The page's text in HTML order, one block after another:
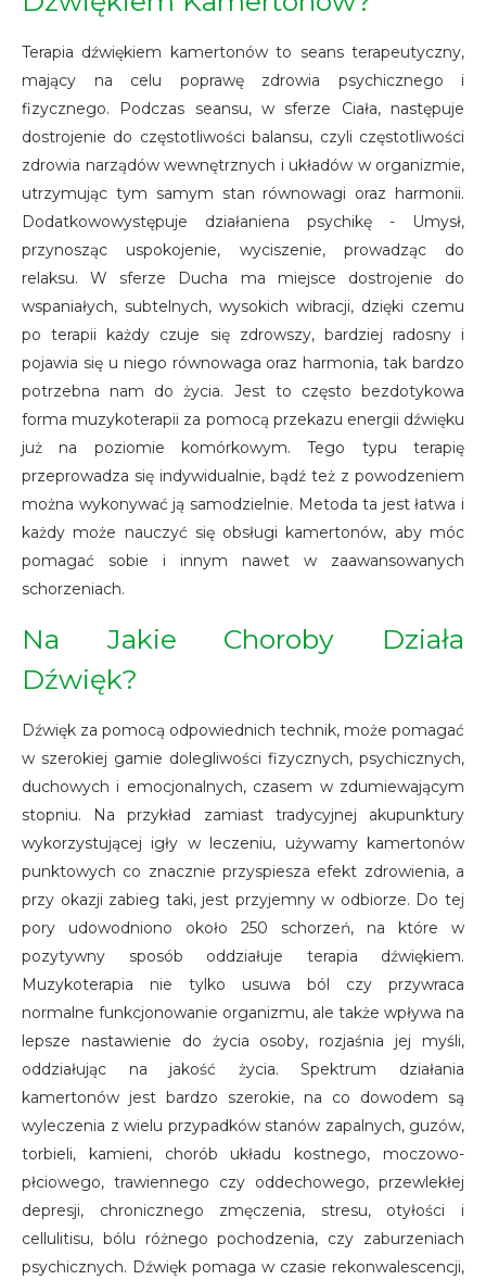
Terapia dźwiękiem kamertonów to seans terapeutyczny,
mający na celu poprawę zdrowia psychicznego i
fizycznego. Podczas seansu, w sferze Ciała, następuje
dostrojenie do częstotliwości balansu, czyli częstotliwości
zdrowia narządów wewnętrznych i układów w organizmie,
utrzymując tym samym stan równowagi oraz harmonii.
Dodatkowowystępuje działaniena psychikę - Umysł,
przynosząc uspokojenie, wyciszenie, prowadząc do
relaksu. W sferze Ducha ma miejsce dostrojenie do
wspaniałych, subtelnych, wysokich wibracji, dzięki czemu
po terapii każdy czuje się zdrowszy, bardziej radosny i
pojawia się u niego równowaga oraz harmonia, tak bardzo
potrzebna nam do życia. Jest to często bezdotykowa
forma muzykoterapii za pomocą przekazu energii dźwięku
już na poziomie komórkowym. Tego typu terapię
przeprowadza się indywidualnie, bądź też z powodzeniem
można wykonywać ją samodzielnie. Metoda ta jest łatwa i
każdy może nauczyć się obsługi kamertonów, aby móc
pomagać sobie i innym nawet w zaawansowanych
schorzeniach.
Na Jakie Choroby Działa
Dźwięk?
Dźwięk za pomocą odpowiednich technik, może pomagać
w szerokiej gamie dolegliwości fizycznych, psychicznych,
duchowych i emocjonalnych, czasem w zdumiewającym
stopniu. Na przykład zamiast tradycyjnej akupunktury
wykorzystującej igły w leczeniu, używamy kamertonów
punktowych co znacznie przyspiesza efekt zdrowienia, a
przy okazji zabieg taki, jest przyjemny w odbiorze. Do tej
pory udowodniono około 250 schorzeń, na które w
pozytywny sposób oddziałuje terapia dźwiękiem.
Muzykoterapia nie tylko usuwa ból czy przywraca
normalne funkcjonowanie organizmu, ale także wpływa na
lepsze nastawienie do życia osoby, rozjaśnia jej myśli,
oddziałując na jakość życia. Spektrum działania
kamertonów jest bardzo szerokie, na co dowodem są
wyleczenia z wielu przypadków stanów zapalnych, guzów,
torbieli, kamieni, chorób układu kostnego, moczowo-
płciowego, trawiennego czy oddechowego, przewlekłej
depresji, chronicznego zmęczenia, stresu, otyłości i
cellulitisu, bólu różnego pochodzenia, czy zaburzeniach
psychicznych. Dźwięk pomaga w czasie rekonwalescencji,